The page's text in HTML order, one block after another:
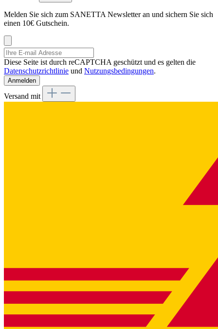
Melden Sie sich zum SANETTA Newsletter an und sichern Sie sich
einen 10€ Gutschein.
Diese Seite ist durch reCAPTCHA geschützt und es gelten die
Datenschutzrichtlinie und Nutzungsbedingungen.
Anmelden
Versand mit